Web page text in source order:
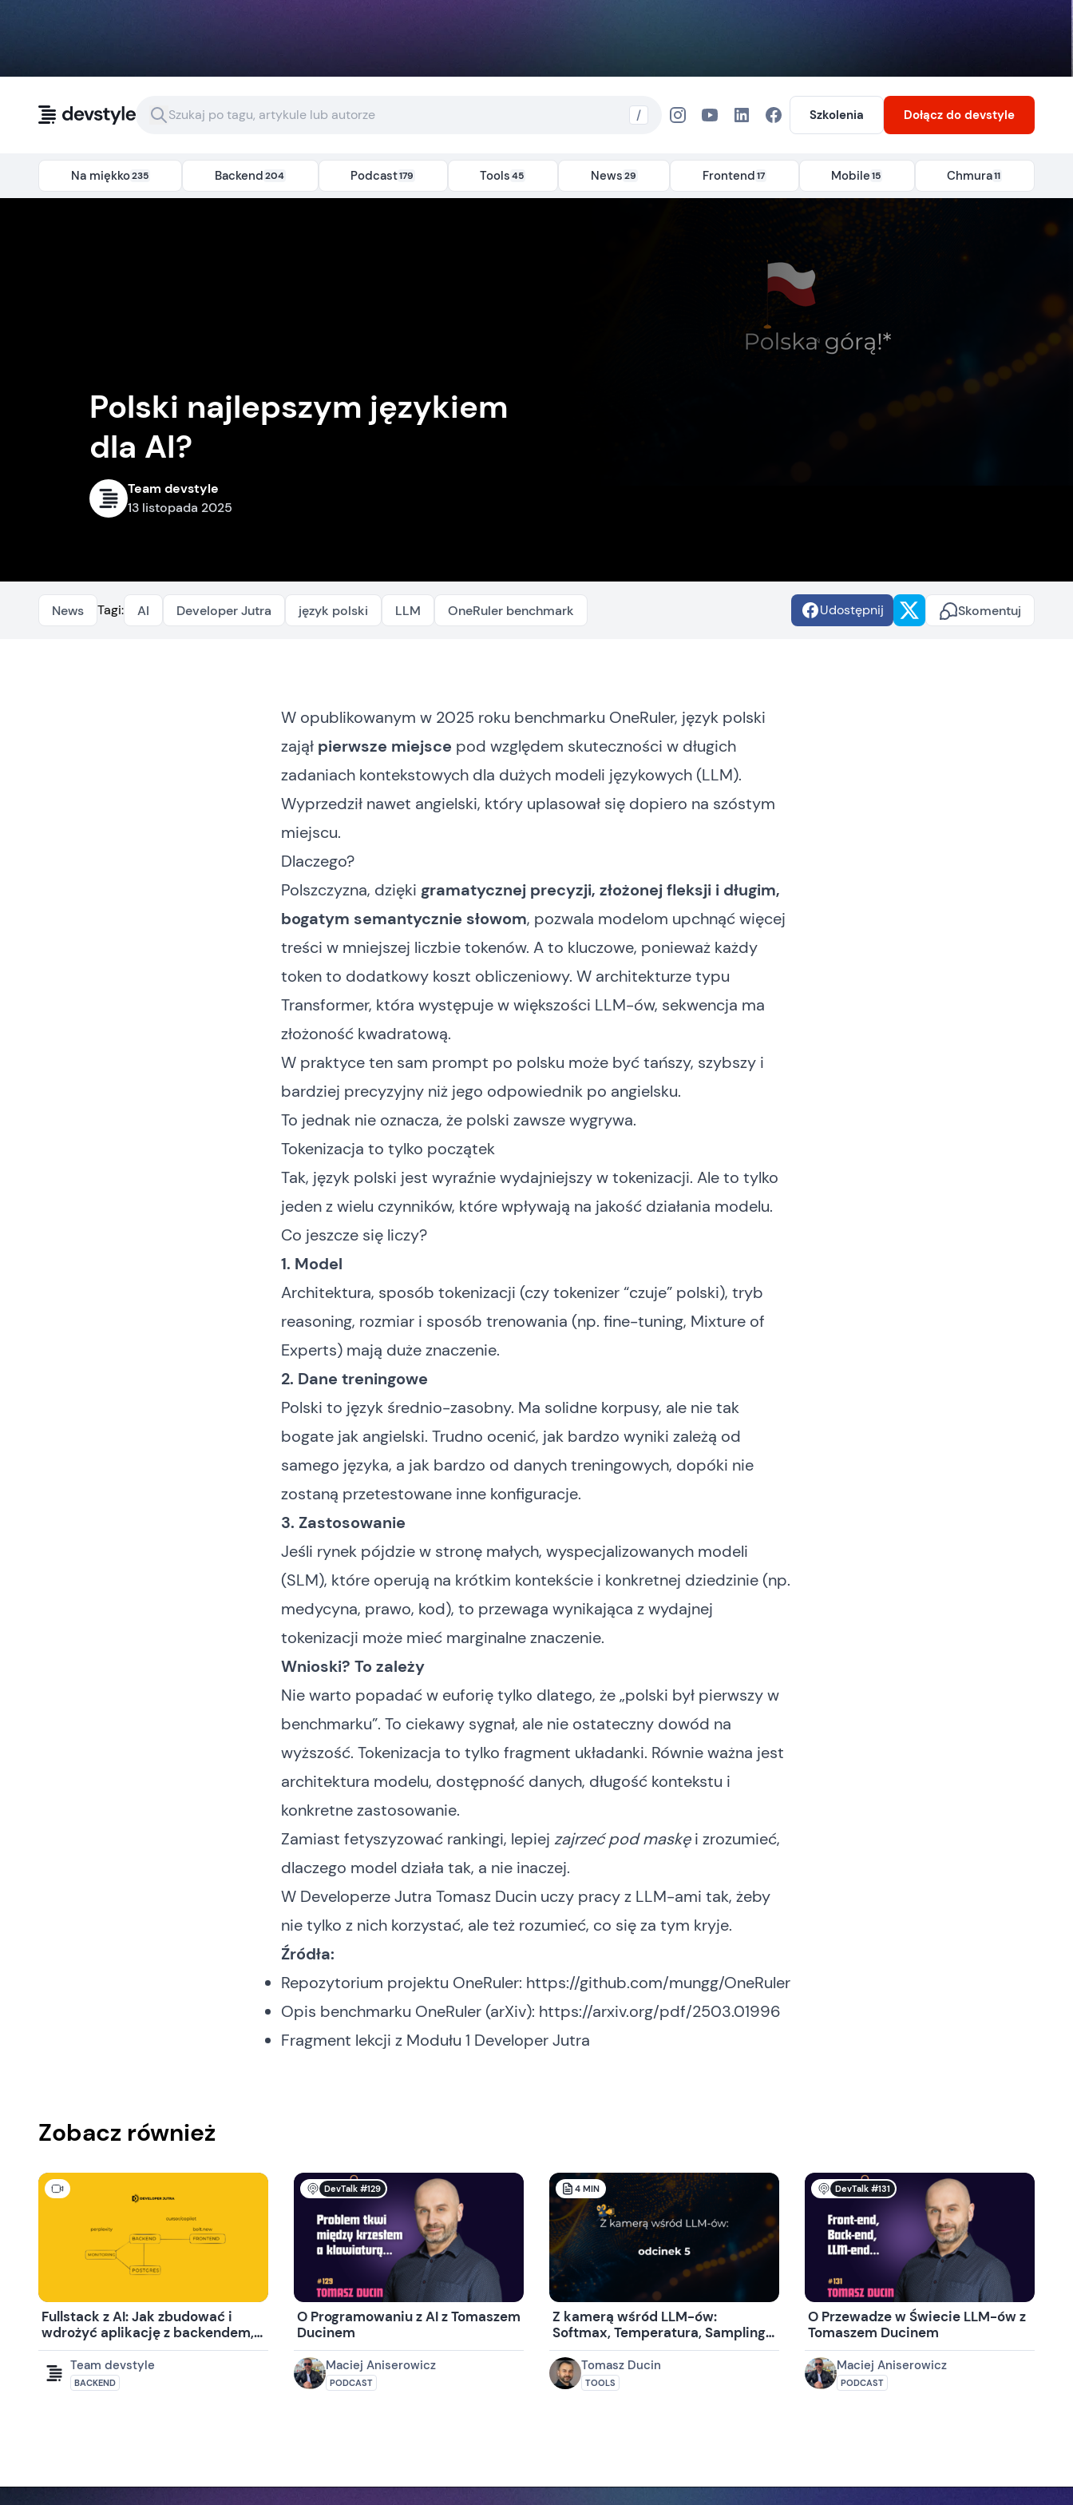
/ Szkolenia Dołącz do devstyle
Na miękko235 Backend204 Podcast179 Tools 45 News29 Frontend17 Mobile15 Chmura11
Polski najlepszym językiem
dla AI?
Team devstyle
13 listopada 2025
News Tagi: AI Developer Jutra język polski LLM OneRuler benchmark Udostępnij Skomentuj
W opublikowanym w 2025 roku benchmarku OneRuler, język polski
zajął pierwsze miejsce pod względem skuteczności w długich
zadaniach kontekstowych dla dużych modeli językowych (LLM).
Wyprzedził nawet angielski, który uplasował się dopiero na szóstym
miejscu.
Dlaczego?
Polszczyzna, dzięki gramatycznej precyzji, złożonej fleksji i długim,
bogatym semantycznie słowom, pozwala modelom upchnąć więcej
treści w mniejszej liczbie tokenów. A to kluczowe, ponieważ każdy
token to dodatkowy koszt obliczeniowy. W architekturze typu
Transformer, która występuje w większości LLM-ów, sekwencja ma
złożoność kwadratową.
W praktyce ten sam prompt po polsku może być tańszy, szybszy i
bardziej precyzyjny niż jego odpowiednik po angielsku.
To jednak nie oznacza, że polski zawsze wygrywa.
Tokenizacja to tylko początek
Tak, język polski jest wyraźnie wydajniejszy w tokenizacji. Ale to tylko
jeden z wielu czynników, które wpływają na jakość działania modelu.
Co jeszcze się liczy?
1. Model
Architektura, sposób tokenizacji (czy tokenizer “czuje” polski), tryb
reasoning, rozmiar i sposób trenowania (np. fine-tuning, Mixture of
Experts) mają duże znaczenie.
2. Dane treningowe
Polski to język średnio-zasobny. Ma solidne korpusy, ale nie tak
bogate jak angielski. Trudno ocenić, jak bardzo wyniki zależą od
samego języka, a jak bardzo od danych treningowych, dopóki nie
zostaną przetestowane inne konfiguracje.
3. Zastosowanie
Jeśli rynek pójdzie w stronę małych, wyspecjalizowanych modeli
(SLM), które operują na krótkim kontekście i konkretnej dziedzinie (np.
medycyna, prawo, kod), to przewaga wynikająca z wydajnej
tokenizacji może mieć marginalne znaczenie.
Wnioski? To zależy
Nie warto popadać w euforię tylko dlatego, że „polski był pierwszy w
benchmarku”. To ciekawy sygnał, ale nie ostateczny dowód na
wyższość. Tokenizacja to tylko fragment układanki. Równie ważna jest
architektura modelu, dostępność danych, długość kontekstu i
konkretne zastosowanie.
Zamiast fetyszyzować rankingi, lepiej zajrzeć pod maskęi zrozumieć,
dlaczego model działa tak, a nie inaczej.
W Developerze Jutra Tomasz Ducin uczy pracy z LLM-ami tak, żeby
nie tylko z nich korzystać, ale też rozumieć, co się za tym kryje.
Źródła:
Repozytorium projektu OneRuler: https://github.com/mungg/OneRuler
Opis benchmarku OneRuler (arXiv): https://arxiv.org/pdf/2503.01996
Fragment lekcji z Modułu 1 Developer Jutra
Zobacz również
Fullstack z AI: Jak zbudować i
wdrożyć aplikację z backendem,
frontendem i monitoringiem w 2
godziny (Docker + Prometheus +
React)
Team devstyle
BACKEND
DevTalk #129
O Programowaniu z AI z Tomaszem
Ducinem
Maciej Aniserowicz
PODCAST
4 MIN
Z kamerą wśród LLM-ów:
Softmax, Temperatura, Sampling,
Halucynacje
Tomasz Ducin
TOOLS
DevTalk #131
O Przewadze w Świecie LLM-ów z
Tomaszem Ducinem
Maciej Aniserowicz
PODCAST